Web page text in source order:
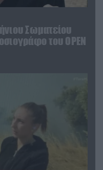
Σωματείου
του OPEN